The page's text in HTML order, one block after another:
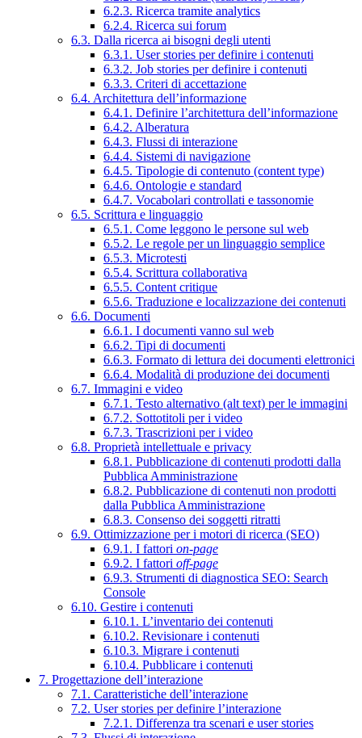
6.2.3. Ricerca tramite analytics
6.2.4. Ricerca sui forum
6.3. Dalla ricerca ai bisogni degli utenti
6.3.1. User stories per definire i contenuti
6.3.2. Job stories per definire i contenuti
6.3.3. Criteri di accettazione
6.4. Architettura dell’informazione
6.4.1. Definire l’architettura dell’informazione
6.4.2. Alberatura
6.4.3. Flussi di interazione
6.4.4. Sistemi di navigazione
6.4.5. Tipologie di contenuto (content type)
6.4.6. Ontologie e standard
6.4.7. Vocabolari controllati e tassonomie
6.5. Scrittura e linguaggio
6.5.1. Come leggono le persone sul web
6.5.2. Le regole per un linguaggio semplice
6.5.3. Microtesti
6.5.4. Scrittura collaborativa
6.5.5. Content critique
6.5.6. Traduzione e localizzazione dei contenuti
6.6. Documenti
6.6.1. I documenti vanno sul web
6.6.2. Tipi di documenti
6.6.3. Formato di lettura dei documenti elettronici
6.6.4. Modalità di produzione dei documenti
6.7. Immagini e video
6.7.1. Testo alternativo (alt text) per le immagini
6.7.2. Sottotitoli per i video
6.7.3. Trascrizioni per i video
6.8. Proprietà intellettuale e privacy
6.8.1. Pubblicazione di contenuti prodotti dalla
Pubblica Amministrazione
6.8.2. Pubblicazione di contenuti non prodotti
dalla Pubblica Amministrazione
6.8.3. Consenso dei soggetti ritratti
6.9. Ottimizzazione per i motori di ricerca (SEO)
6.9.1. I fattori on-page
6.9.2. I fattori off-page
6.9.3. Strumenti di diagnostica SEO: Search
Console
6.10. Gestire i contenuti
6.10.1. L’inventario dei contenuti
6.10.2. Revisionare i contenuti
6.10.3. Migrare i contenuti
6.10.4. Pubblicare i contenuti
7. Progettazione dell’interazione
7.1. Caratteristiche dell’interazione
7.2. User stories per definire l’interazione
7.2.1. Differenza tra scenari e user stories